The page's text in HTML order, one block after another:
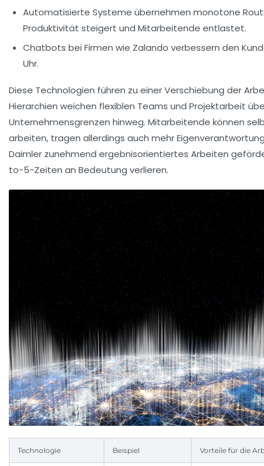
Automatisierte Systeme übernehmen monotone
Produktivität steigert und Mitarbeitende entlastet.
Chatbots bei Firmen wie Zalando verbessern den
Uhr.
Diese Technologien führen zu einer Verschiebung der
Hierarchien weichen flexiblen Teams und Projektarbeit
Unternehmensgrenzen hinweg. Mitarbeitende können
arbeiten, tragen allerdings auch mehr
Daimler zunehmend ergebnisorientiertes Arbeiten
to-5-Zeiten an Bedeutung verlieren.
Technologie Beispiel Vorteile für die